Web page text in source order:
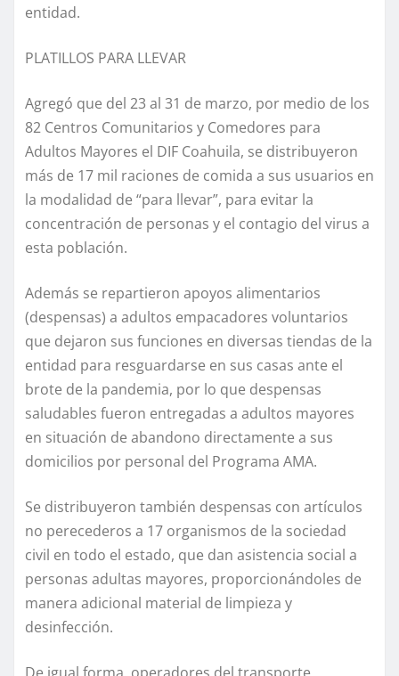
entidad.
PLATILLOS PARA LLEVAR
Agregó que del 23 al 31 de marzo, por medio de los
82 Centros Comunitarios y Comedores para
Adultos Mayores el DIF Coahuila, se distribuyeron
más de 17 mil raciones de comida a sus usuarios en
la modalidad de “para llevar”, para evitar la
concentración de personas y el contagio del virus a
esta población.
Además se repartieron apoyos alimentarios
(despensas) a adultos empacadores voluntarios
que dejaron sus funciones en diversas tiendas de la
entidad para resguardarse en sus casas ante el
brote de la pandemia, por lo que despensas
saludables fueron entregadas a adultos mayores
en situación de abandono directamente a sus
domicilios por personal del Programa AMA.
Se distribuyeron también despensas con artículos
no perecederos a 17 organismos de la sociedad
civil en todo el estado, que dan asistencia social a
personas adultas mayores, proporcionándoles de
manera adicional material de limpieza y
desinfección.